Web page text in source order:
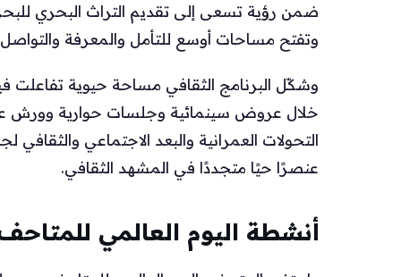
ضمن رؤية تسعى إلى تقديم التراث البحري للبحر
وتفتح مساحات أوسع للتأمل والمعرفة
وشكّل البرنامج الثقافي مساحة حيوية تفاعلت
خلال عروض سينمائية وجلسات حوارية وورش
التحولات العمرانية والبعد الاجتماعي
عنصرًا حيًا متجددًا في المشهد الثقافي.
أنشطة اليوم العالمي